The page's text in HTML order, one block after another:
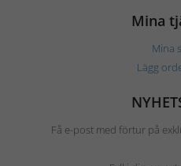
Mina
Mina
Lägg
Få e-post med förtur på